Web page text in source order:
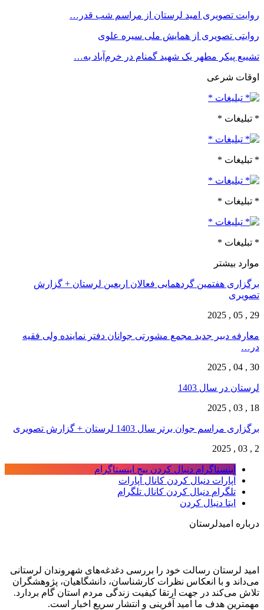
روایت تصویری امید لرستان از مراسم شب قدر…
روایتی تصویری از همایش ملی سیره علوی
تشییع پیکر مطهر یک شهید گمنام در خرم‌آباد به…
اوقات شرعی
* تبلیغات *
* تبلیغات *
* تبلیغات *
* تبلیغات *
موارد بیشتر
برگزاری هفتمین گردهمایی فعالان اربعین لرستان + گزارش
تصویری
29 , 05 , 2025
معارفه دبیر جدید مجمع مشورتی جوانان دفتر نماینده ولی فقیه
در…
30 , 04 , 2025
لرستان در سال 1403
18 , 03 , 2025
برگزاری مراسم جوان برتر سال 1403 لرستان + گزارش تصویری
2 , 03 , 2025
اینستاگرام دنبال کردن پیج اینستاگرام
آپارات دنبال کردن کانال آپارات
تلگرام دنبال کردن کانال تلگرام
ایتا دنبال کردن
درباره امیدلرستان
امید لرستان رسالت خود را بررسی دغدغه‌های شهروندان لرستانی
می‌داند و با انعکاس نظرات کارشناسان، دانشگاهیان، پژوهشگران
تلاش می‌کند در جهت ارتقا کیفیت زندگی مردم استان گام بردارد.
مهمترین هدف ما امید آفرینی و انتشار سریع اخبار است.